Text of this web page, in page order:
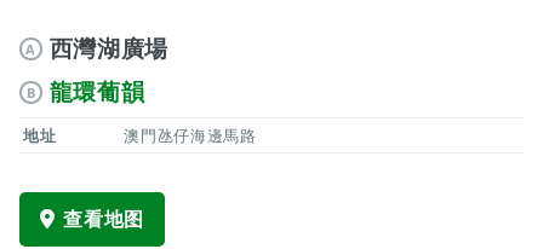
A 西灣湖廣場
B 龍環葡韻
地址 澳門氹仔海邊馬路
查看地图